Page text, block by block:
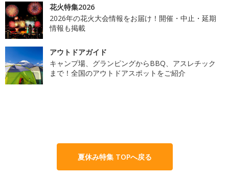
花火特集2026
2026年の花火大会情報をお届け！開催・中止・延期
情報も掲載
アウトドアガイド
キャンプ場、グランピングからBBQ、アスレチック
まで！全国のアウトドアスポットをご紹介
夏休み特集 TOPへ戻る